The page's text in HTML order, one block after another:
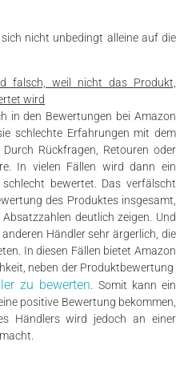
nicht unbedingt alleine auf die
falsch, weil nicht das Produkt,
wird
in den Bewertungen bei Amazon
schlechte Erfahrungen mit dem
Rückfragen, Retouren oder
In vielen Fällen wird dann ein
bewertet. Das verfälscht
des Produktes insgesamt,
deutlich zeigen. Und
Händler sehr ärgerlich, die
In diesen Fällen bietet Amazon
neben der Produktbewertung
zu bewerten . Somit kann ein
positive Bewertung bekommen,
Händlers wird jedoch an einer